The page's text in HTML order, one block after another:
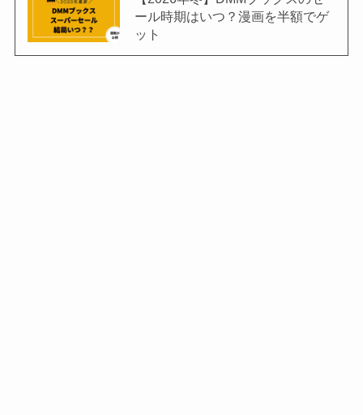
ール時期はいつ？漫画を半額でゲ
ット